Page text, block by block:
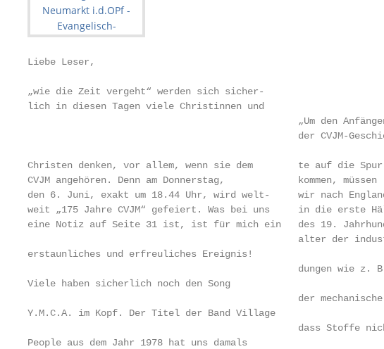
Liebe Leser,
„wie die Zeit vergeht“ werden sich sicher-
lich in diesen Tagen viele Christinnen und
„Um den
der CVJM-
Christen denken, vor allem, wenn sie dem        te auf die
CVJM angehören. Denn am Donnerstag,
den 6. Juni, exakt um 18.44 Uhr, wird welt-     wir nach
weit „175 Jahre CVJM“ gefeiert. Was bei uns     in die
eine Notiz auf Seite 31 ist, ist für mich ein   des 19.
alter der
erstaunliches und erfreuliches Ereignis!
dungen wie z.
Viele haben sicherlich noch den Song
der
Y.M.C.A. im Kopf. Der Titel der Band Village
dass Stoffe
People aus dem Jahr 1978 hat uns damals